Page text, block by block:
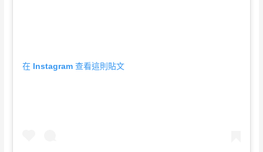
在 Instagram 查看這則貼文